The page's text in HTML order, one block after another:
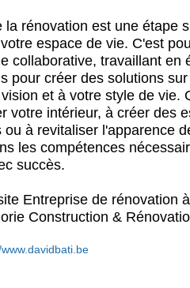
la rénovation est une étape
espace de vie. C'est
collaborative, travaillant en
pour créer des solutions
et à votre style de vie.
votre intérieur, à créer des
à revitaliser l'apparence
les compétences
succès.
Entreprise de rénovation
Construction &